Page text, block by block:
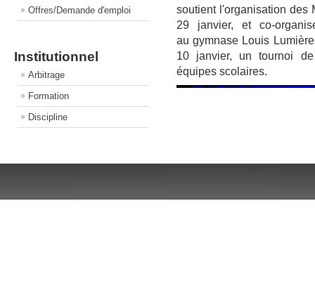
Offres/Demande d'emploi
Institutionnel
Arbitrage
Formation
Discipline
soutient l'organisation des
29 janvier, et co-
au gymnase Louis
10 janvier, un tournoi
équipes scolaires.